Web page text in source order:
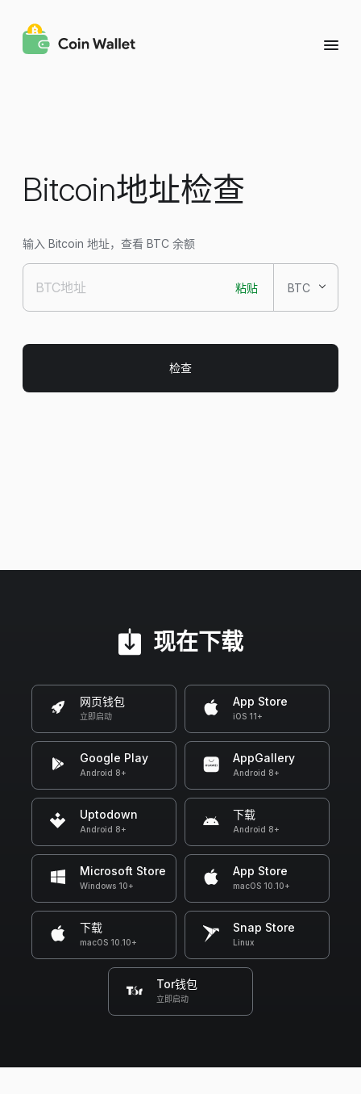
Bitcoin地址检查
输入 Bitcoin 地址，查看 BTC 余额
粘贴 BTC
现在下载
网页钱包
立即启动
App Store
iOS 11+
Google Play
Android 8+
AppGallery
Android 8+
Uptodown
Android 8+
下载
Android 8+
Microsoft Store
Windows 10+
App Store
macOS 10.10+
下载
macOS 10.10+
Snap Store
Linux
Tor钱包
立即启动